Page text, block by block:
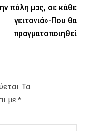
πόλη μας, σε κάθε
γειτονιά»-Που θα
πραγματοποιηθεί
Τα
με *